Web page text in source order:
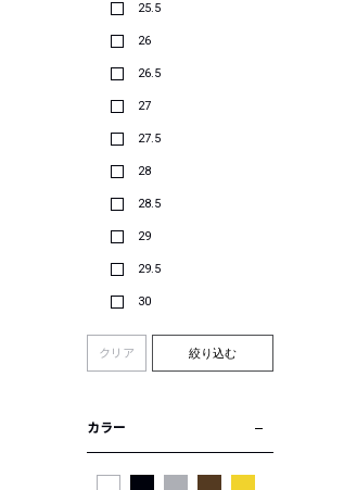
25.5
26
26.5
27
27.5
28
28.5
29
29.5
30
クリア 絞り込む
カラー